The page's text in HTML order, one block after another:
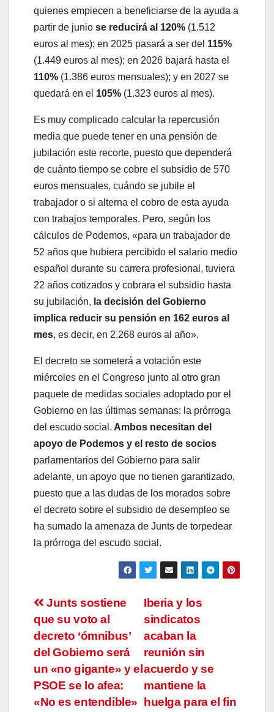
quienes empiecen a beneficiarse de la ayuda a
partir de junio se reducirá al 120% (1.512
euros al mes); en 2025 pasará a ser del 115%
(1.449 euros al mes); en 2026 bajará hasta el
110% (1.386 euros mensuales); y en 2027 se
quedará en el 105% (1.323 euros al mes).
Es muy complicado calcular la repercusión
media que puede tener en una pensión de
jubilación este recorte, puesto que dependerá
de cuánto tiempo se cobre el subsidio de 570
euros mensuales, cuándo se jubile el
trabajador o si alterna el cobro de esta ayuda
con trabajos temporales. Pero, según los
cálculos de Podemos, «para un trabajador de
52 años que hubiera percibido el salario medio
español durante su carrera profesional, tuviera
22 años cotizados y cobrara el subsidio hasta
su jubilación, la decisión del Gobierno
implica reducir su pensión en 162 euros al
mes, es decir, en 2.268 euros al año».
El decreto se someterá a votación este
miércoles en el Congreso junto al otro gran
paquete de medidas sociales adoptado por el
Gobierno en las últimas semanas: la prórroga
del escudo social. Ambos necesitan del
apoyo de Podemos y el resto de socios
parlamentarios del Gobierno para salir
adelante, un apoyo que no tienen garantizado,
puesto que a las dudas de los morados sobre
el decreto sobre el subsidio de desempleo se
ha sumado la amenaza de Junts de torpedear
la prórroga del escudo social.
Navegación
de
entradas
Iberia y los
sindicatos
acaban la
reunión sin
acuerdo y se
mantiene la
huelga para el fin
Junts sostiene
que su voto al
decreto ‘ómnibus’
del Gobierno será
un «no gigante» y el
PSOE se lo afea:
«No es entendible»